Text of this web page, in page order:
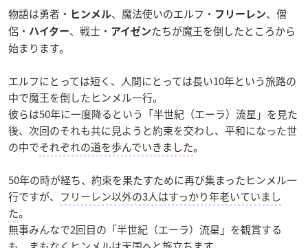
物語は勇者・ ヒンメル、魔法使いのエルフ・ フリーレン、僧
侶・ ハイター、戦士・ アイゼンたちが魔王を倒したところから
始まります。
エルフにとっては短く、人間にとっては長い10年という旅路の
中で魔王を倒したヒンメル一行。
彼らは50年に一度降るという「半世紀（エーラ）流星」を見た
後、次回のそれも共に見ようと約束を交わし、平和になった世
の中でそれぞれの道を歩んでいきました。
50年の時が経ち、約束を果たすために再び集まったヒンメル一
行ですが、 フリーレン以外の3人はすっかり年老いていまし
た。
無事みんなで2回目の「半世紀（エーラ）流星」を観賞する